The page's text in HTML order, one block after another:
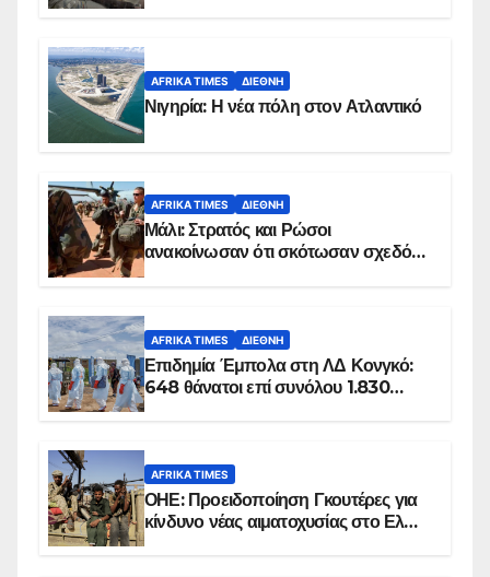
AFRIKA TIMES ΔΙΕΘΝΉ
Νιγηρία: Η νέα πόλη στον Ατλαντικό
AFRIKA TIMES ΔΙΕΘΝΉ
Μάλι: Στρατός και Ρώσοι
ανακοίνωσαν ότι σκότωσαν σχεδόν
AFRIKA TIMES ΔΙΕΘΝΉ
Επιδημία Έμπολα στη ΛΔ Κονγκό:
648 θάνατοι επί συνόλου 1.830
AFRIKA TIMES
ΟΗΕ: Προειδοποίηση Γκουτέρες για
κίνδυνο νέας αιματοχυσίας στο Ελ